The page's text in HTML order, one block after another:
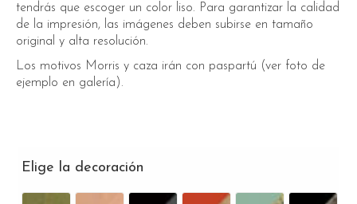
tendrás que escoger un color liso. Para garantizar la calidad
de la impresión, las imágenes deben subirse en tamaño
original y alta resolución.
Los motivos Morris y caza irán con paspartú (ver foto de
ejemplo en galería).
Elige la decoración